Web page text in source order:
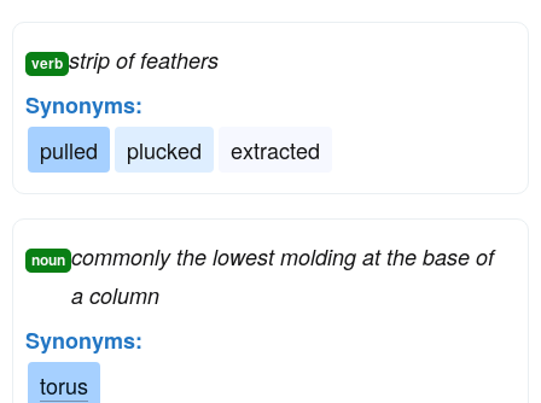
verb strip of feathers
Synonyms:
pulled
plucked extracted
noun commonly the lowest molding at the base of
a column
Synonyms:
torus